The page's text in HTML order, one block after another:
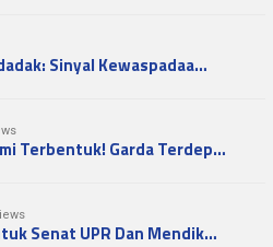
Sinyal Kewaspadaa…
Terbentuk! Garda Terdep…
Senat UPR Dan Mendik…